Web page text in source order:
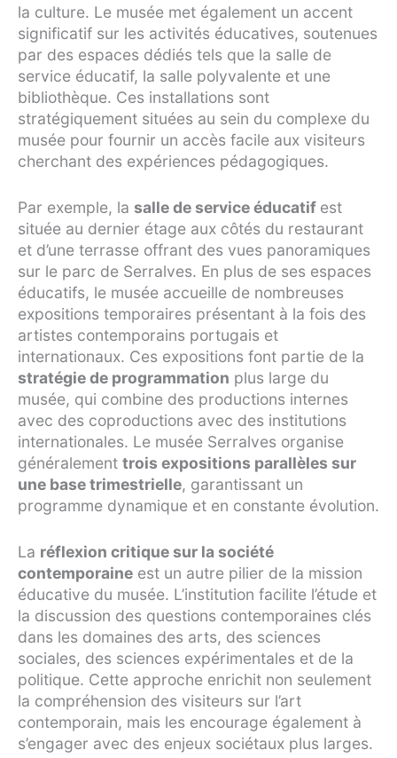
la culture. Le musée met également un accent
significatif sur les activités éducatives, soutenues
par des espaces dédiés tels que la salle de
service éducatif, la salle polyvalente et une
bibliothèque. Ces installations sont
stratégiquement situées au sein du complexe du
musée pour fournir un accès facile aux visiteurs
cherchant des expériences pédagogiques.
Par exemple, la salle de service éducatif est
située au dernier étage aux côtés du restaurant
et d’une terrasse offrant des vues panoramiques
sur le parc de Serralves. En plus de ses espaces
éducatifs, le musée accueille de nombreuses
expositions temporaires présentant à la fois des
artistes contemporains portugais et
internationaux. Ces expositions font partie de la
stratégie de programmation plus large du
musée, qui combine des productions internes
avec des coproductions avec des institutions
internationales. Le musée Serralves organise
généralement trois expositions parallèles sur
une base trimestrielle, garantissant un
programme dynamique et en constante évolution.
La réflexion critique sur la société
contemporaine est un autre pilier de la mission
éducative du musée. L’institution facilite l’étude et
la discussion des questions contemporaines clés
dans les domaines des arts, des sciences
sociales, des sciences expérimentales et de la
politique. Cette approche enrichit non seulement
la compréhension des visiteurs sur l’art
contemporain, mais les encourage également à
s’engager avec des enjeux sociétaux plus larges.